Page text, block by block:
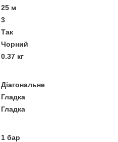
25 м
3
Так
Чорний
0.37 кг
Діагональне
Гладка
Гладка
1 бар